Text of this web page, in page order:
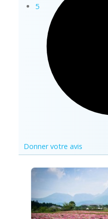
5
Donner votre avis